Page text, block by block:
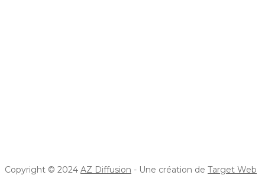
Copyright © 2024 AZ Diffusion - Une création de Target Web